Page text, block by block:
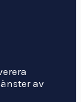
av